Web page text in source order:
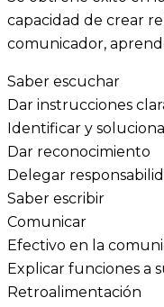
capacidad de crear
comunicador,
Saber escuchar
Dar instrucciones
Identificar y
Dar reconocimiento
Delegar
Saber escribir
Comunicar
Efectivo en la
Explicar funciones a
Retroalimentación